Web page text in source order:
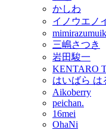
かしわ
イノウエノ
三嶋さつき
岩田駿一
KENTARO
はいばら は
Aikoberry
peichan.
16mei
OhaNi